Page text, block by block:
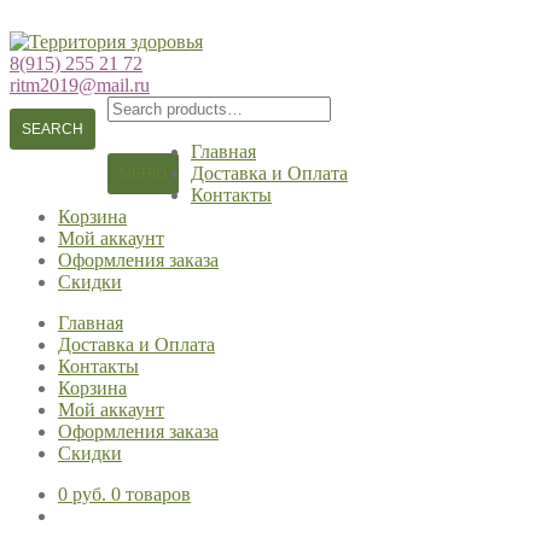
Перейти
к
навигации
Перейти
к
содержимому
8(915) 255 21 72
ritm2019@mail.ru
Search
for:
SEARCH
Главная
Доставка и Оплата
Контакты
Корзина
Мой аккаунт
Оформления заказа
Скидки
Главная
Доставка и Оплата
Контакты
Корзина
Мой аккаунт
Оформления заказа
Скидки
0 руб. 0 товаров